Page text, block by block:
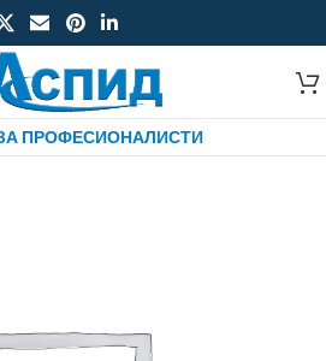
ПРОФЕСИОНАЛИСТИ